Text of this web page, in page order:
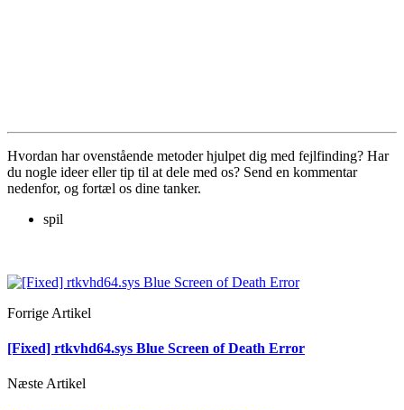
Hvordan har ovenstående metoder hjulpet dig med fejlfinding? Har
du nogle ideer eller tip til at dele med os? Send en kommentar
nedenfor, og fortæl os dine tanker.
spil
Forrige Artikel
[Fixed] rtkvhd64.sys Blue Screen of Death Error
Næste Artikel